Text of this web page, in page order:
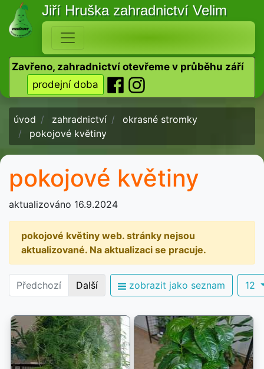
Jiří Hruška zahradnictví Velim
Zavřeno, zahradnictví otevřeme v průběhu září
prodejní doba
úvod zahradnictví
okrasné stromky
pokojové květiny
pokojové květiny
aktualizováno 16.9.2024
pokojové květiny web. stránky nejsou
aktualizované. Na aktualizaci se pracuje.
Předchozí Další zobrazit jako seznam 12